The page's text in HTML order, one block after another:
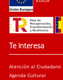
Te interesa
Atención al Ciudadano
Agenda Cultural